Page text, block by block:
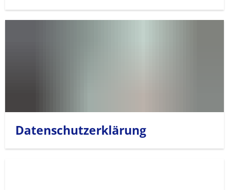
Datenschutzerklärung